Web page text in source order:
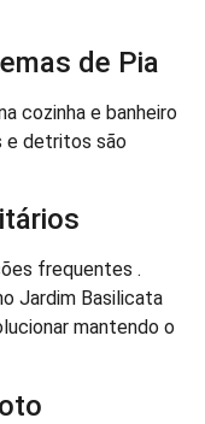
de Pia
cozinha e banheiro
e detritos são
frequentes .
Jardim Basilicata
mantendo o